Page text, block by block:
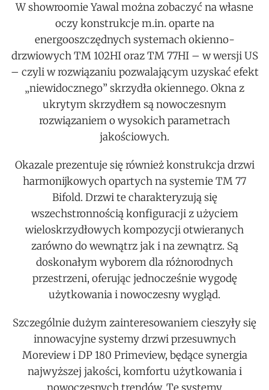
W showroomie Yawal można zobaczyć na własne
oczy konstrukcje m.in. oparte na
energooszczędnych systemach okienno-
drzwiowych TM 102HI oraz TM 77HI – w wersji US
– czyli w rozwiązaniu pozwalającym uzyskać efekt
„niewidocznego” skrzydła okiennego. Okna z
ukrytym skrzydłem są nowoczesnym
rozwiązaniem o wysokich parametrach
jakościowych.
Okazale prezentuje się również konstrukcja drzwi
harmonijkowych opartych na systemie TM 77
Bifold. Drzwi te charakteryzują się
wszechstronnością konfiguracji z użyciem
wieloskrzydłowych kompozycji otwieranych
zarówno do wewnątrz jak i na zewnątrz. Są
doskonałym wyborem dla różnorodnych
przestrzeni, oferując jednocześnie wygodę
użytkowania i nowoczesny wygląd.
Szczególnie dużym zainteresowaniem cieszyły się
innowacyjne systemy drzwi przesuwnych
Moreview i DP 180 Primeview, będące synergia
najwyższej jakości, komfortu użytkowania i